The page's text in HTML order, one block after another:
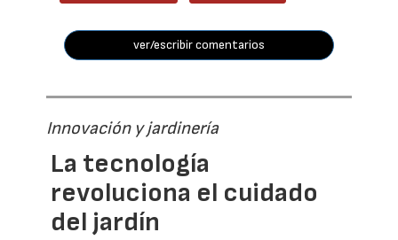
ver/escribir comentarios
Innovación y jardinería
La tecnología
revoluciona el cuidado
del jardín